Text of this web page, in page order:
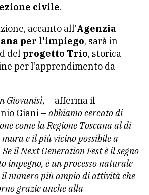
civile.
accanto all’Agenzia
per l’impiego, sarà in
del progetto Trio, storica
per l’apprendimento da
Giovanisì, – afferma il
Giani – abbiamo cercato di
come la Regione Toscana al di
e il più vicino possibile a
il Next Generation Fest è il segno
impegno, è un processo naturale
numero più ampio di attività che
grazie anche alla